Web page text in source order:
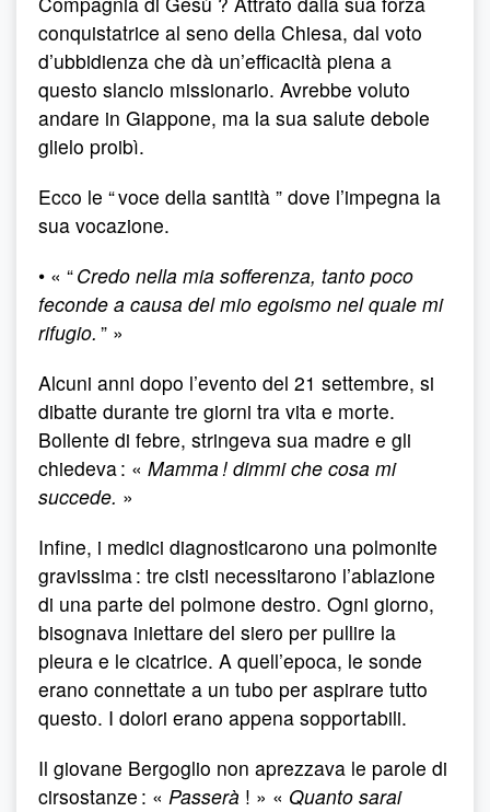
conquistatrice al seno della Chiesa, dal voto
d’ubbidienza che dà un’efficacità piena a
questo slancio missionario. Avrebbe voluto
andare in Giappone, ma la sua salute debole
glielo proibì.
Ecco le “ voce della santità ” dove l’impegna la
sua vocazione.
• « “Credo nella mia sofferenza, tanto poco
feconde a causa del mio egoismo nel quale mi
rifugio. ” »
Alcuni anni dopo l’evento del 21 settembre, si
dibatte durante tre giorni tra vita e morte.
Bollente di febre, stringeva sua madre e gli
chiedeva : « Mamma ! dimmi che cosa mi
succede. »
Infine, i medici diagnosticarono una polmonite
gravissima : tre cisti necessitarono l’ablazione
di una parte del polmone destro. Ogni giorno,
bisognava iniettare del siero per pullire la
pleura e le cicatrice. A quell’epoca, le sonde
erano connettate a un tubo per aspirare tutto
questo. I dolori erano appena sopportabili.
Il giovane Bergoglio non aprezzava le parole di
cirsostanze : « Passerà ! » « Quanto sarai